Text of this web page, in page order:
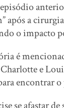
após a
o impacto
é
e
encontrar o